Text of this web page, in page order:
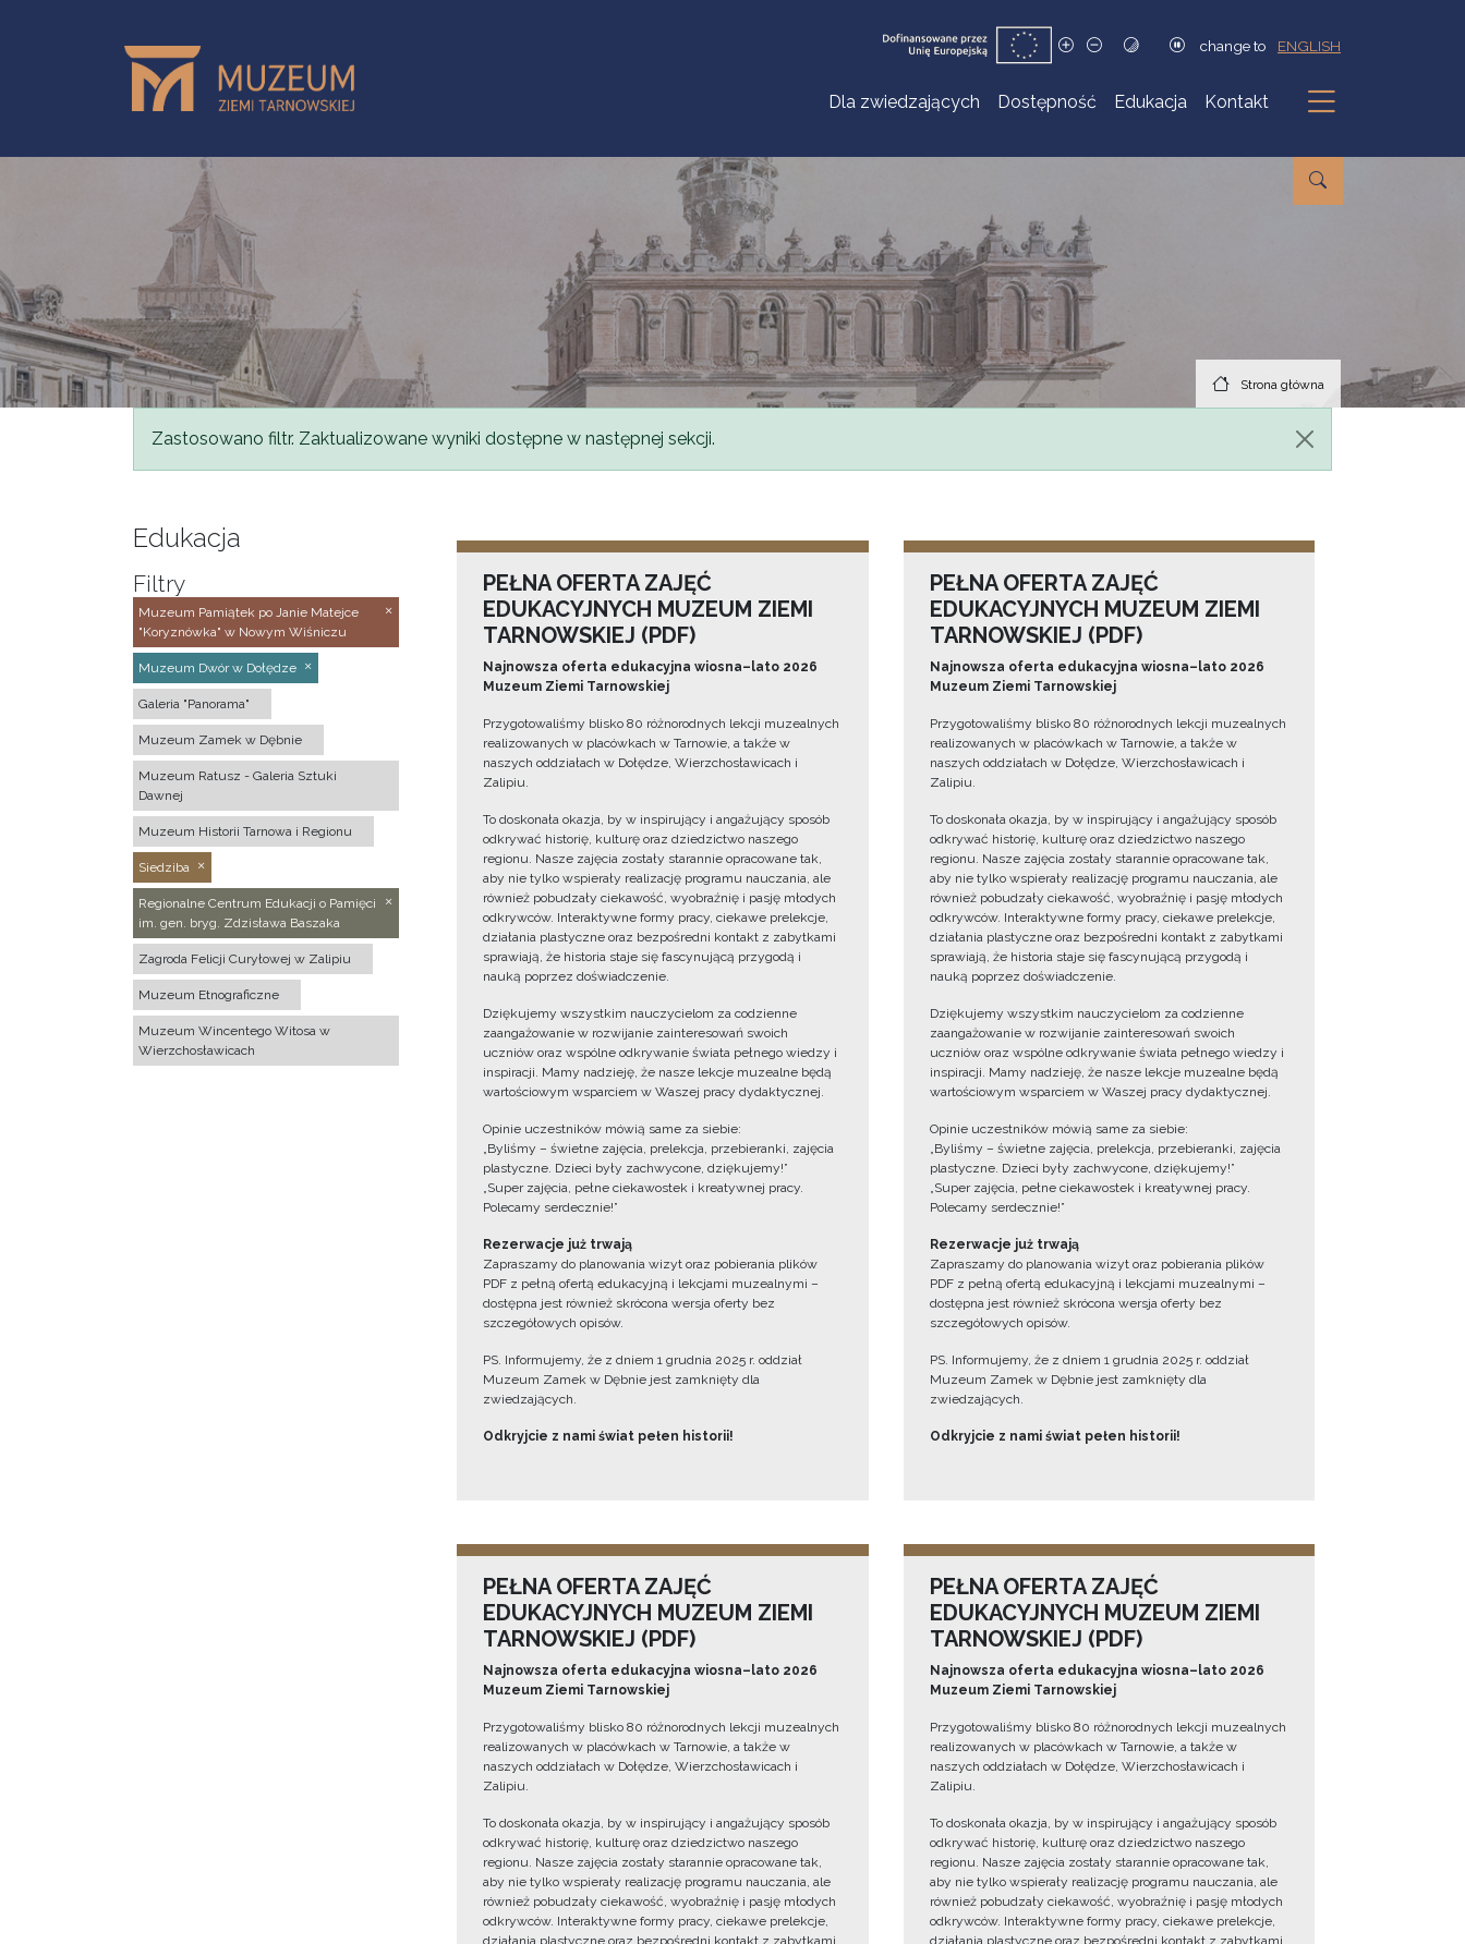
change to ENGLISH
Dla zwiedzających Dostępność Edukacja Kontakt
Podmenu
Strona główna
Komunikat
Zastosowano filtr. Zaktualizowane wyniki dostępne w następnej sekcji.
Edukacja
Filtry
Muzeum Pamiątek po Janie Matejce
"Koryznówka" w Nowym Wiśniczu
Muzeum Dwór w Dołędze
Galeria "Panorama"
Muzeum Zamek w Dębnie
Muzeum Ratusz - Galeria Sztuki
Dawnej
Muzeum Historii Tarnowa i Regionu
Siedziba
Regionalne Centrum Edukacji o Pamięci
im. gen. bryg. Zdzisława Baszaka
Zagroda Felicji Curyłowej w Zalipiu
Muzeum Etnograficzne
Muzeum Wincentego Witosa w
Wierzchosławicach
PEŁNA OFERTA ZAJĘĆ
EDUKACYJNYCH MUZEUM ZIEMI
TARNOWSKIEJ (PDF)
Najnowsza oferta edukacyjna wiosna–lato 2026
Muzeum Ziemi Tarnowskiej
Przygotowaliśmy blisko 80 różnorodnych lekcji muzealnych
realizowanych w placówkach w Tarnowie, a także w
naszych oddziałach w Dołędze, Wierzchosławicach i
Zalipiu.
To doskonała okazja, by w inspirujący i angażujący sposób
odkrywać historię, kulturę oraz dziedzictwo naszego
regionu. Nasze zajęcia zostały starannie opracowane tak,
aby nie tylko wspierały realizację programu nauczania, ale
również pobudzały ciekawość, wyobraźnię i pasję młodych
odkrywców. Interaktywne formy pracy, ciekawe prelekcje,
działania plastyczne oraz bezpośredni kontakt z zabytkami
sprawiają, że historia staje się fascynującą przygodą i
nauką poprzez doświadczenie.
Dziękujemy wszystkim nauczycielom za codzienne
zaangażowanie w rozwijanie zainteresowań swoich
uczniów oraz wspólne odkrywanie świata pełnego wiedzy i
inspiracji. Mamy nadzieję, że nasze lekcje muzealne będą
wartościowym wsparciem w Waszej pracy dydaktycznej.
Opinie uczestników mówią same za siebie:
„Byliśmy – świetne zajęcia, prelekcja, przebieranki, zajęcia
plastyczne. Dzieci były zachwycone, dziękujemy!”
„Super zajęcia, pełne ciekawostek i kreatywnej pracy.
Polecamy serdecznie!”
Rezerwacje już trwają
Zapraszamy do planowania wizyt oraz pobierania plików
PDF z pełną ofertą edukacyjną i lekcjami muzealnymi –
dostępna jest również skrócona wersja oferty bez
szczegółowych opisów.
PS. Informujemy, że z dniem 1 grudnia 2025 r. oddział
Muzeum Zamek w Dębnie jest zamknięty dla
zwiedzających.
Odkryjcie z nami świat pełen historii!
PEŁNA OFERTA ZAJĘĆ
EDUKACYJNYCH MUZEUM ZIEMI
TARNOWSKIEJ (PDF)
Najnowsza oferta edukacyjna wiosna–lato 2026
Muzeum Ziemi Tarnowskiej
Przygotowaliśmy blisko 80 różnorodnych lekcji muzealnych
realizowanych w placówkach w Tarnowie, a także w
naszych oddziałach w Dołędze, Wierzchosławicach i
Zalipiu.
To doskonała okazja, by w inspirujący i angażujący sposób
odkrywać historię, kulturę oraz dziedzictwo naszego
regionu. Nasze zajęcia zostały starannie opracowane tak,
aby nie tylko wspierały realizację programu nauczania, ale
również pobudzały ciekawość, wyobraźnię i pasję młodych
odkrywców. Interaktywne formy pracy, ciekawe prelekcje,
działania plastyczne oraz bezpośredni kontakt z zabytkami
sprawiają, że historia staje się fascynującą przygodą i
nauką poprzez doświadczenie.
Dziękujemy wszystkim nauczycielom za codzienne
zaangażowanie w rozwijanie zainteresowań swoich
uczniów oraz wspólne odkrywanie świata pełnego wiedzy i
inspiracji. Mamy nadzieję, że nasze lekcje muzealne będą
wartościowym wsparciem w Waszej pracy dydaktycznej.
Opinie uczestników mówią same za siebie:
„Byliśmy – świetne zajęcia, prelekcja, przebieranki, zajęcia
plastyczne. Dzieci były zachwycone, dziękujemy!”
„Super zajęcia, pełne ciekawostek i kreatywnej pracy.
Polecamy serdecznie!”
Rezerwacje już trwają
Zapraszamy do planowania wizyt oraz pobierania plików
PDF z pełną ofertą edukacyjną i lekcjami muzealnymi –
dostępna jest również skrócona wersja oferty bez
szczegółowych opisów.
PS. Informujemy, że z dniem 1 grudnia 2025 r. oddział
Muzeum Zamek w Dębnie jest zamknięty dla
zwiedzających.
Odkryjcie z nami świat pełen historii!
PEŁNA OFERTA ZAJĘĆ
EDUKACYJNYCH MUZEUM ZIEMI
TARNOWSKIEJ (PDF)
Najnowsza oferta edukacyjna wiosna–lato 2026
Muzeum Ziemi Tarnowskiej
Przygotowaliśmy blisko 80 różnorodnych lekcji muzealnych
realizowanych w placówkach w Tarnowie, a także w
naszych oddziałach w Dołędze, Wierzchosławicach i
Zalipiu.
To doskonała okazja, by w inspirujący i angażujący sposób
odkrywać historię, kulturę oraz dziedzictwo naszego
regionu. Nasze zajęcia zostały starannie opracowane tak,
aby nie tylko wspierały realizację programu nauczania, ale
również pobudzały ciekawość, wyobraźnię i pasję młodych
odkrywców. Interaktywne formy pracy, ciekawe prelekcje,
PEŁNA OFERTA ZAJĘĆ
EDUKACYJNYCH MUZEUM ZIEMI
TARNOWSKIEJ (PDF)
Najnowsza oferta edukacyjna wiosna–lato 2026
Muzeum Ziemi Tarnowskiej
Przygotowaliśmy blisko 80 różnorodnych lekcji muzealnych
realizowanych w placówkach w Tarnowie, a także w
naszych oddziałach w Dołędze, Wierzchosławicach i
Zalipiu.
To doskonała okazja, by w inspirujący i angażujący sposób
odkrywać historię, kulturę oraz dziedzictwo naszego
regionu. Nasze zajęcia zostały starannie opracowane tak,
aby nie tylko wspierały realizację programu nauczania, ale
również pobudzały ciekawość, wyobraźnię i pasję młodych
odkrywców. Interaktywne formy pracy, ciekawe prelekcje,